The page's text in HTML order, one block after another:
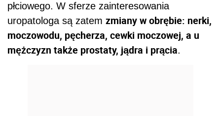
płciowego. W sferze zainteresowania
uropatologa są zatem zmiany w obrębie: nerki,
moczowodu, pęcherza, cewki moczowej, a u
mężczyzn także prostaty, jądra i prącia.